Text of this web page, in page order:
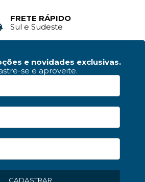
FRETE RÁPIDO
Sul e Sudeste
e novidades exclusivas.
se e aproveite.
CADASTRAR